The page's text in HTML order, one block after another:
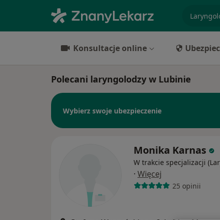
Konsultacje online
Polecani laryngolodzy w Lubinie
Wybierz swoje ubezpieczenie
Monika Karnas
W trakcie specjalizacji
· Więcej
25 opinii